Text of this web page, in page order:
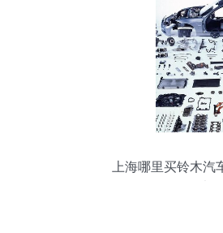
上海哪里买铃木